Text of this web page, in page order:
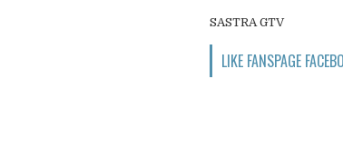
SASTRA GTV
LIKE FANSPAGE